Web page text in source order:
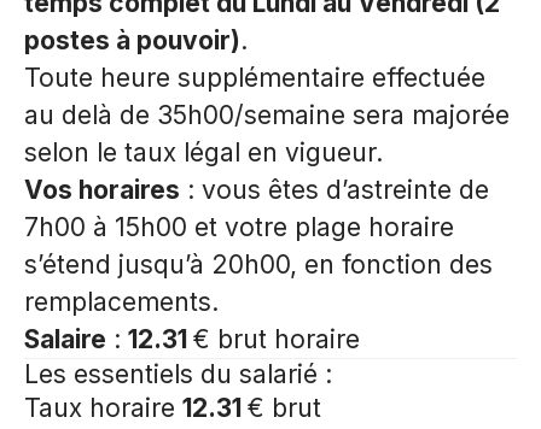
postes à pouvoir).
Toute heure supplémentaire effectuée
au delà de 35h00/semaine sera majorée
selon le taux légal en vigueur.
Vos horaires : vous êtes d’astreinte de
7h00 à 15h00 et votre plage horaire
s’étend jusqu’à 20h00, en fonction des
remplacements.
Salaire : 12.31 € brut horaire
Les essentiels du salarié :
Taux horaire 12.31 € brut